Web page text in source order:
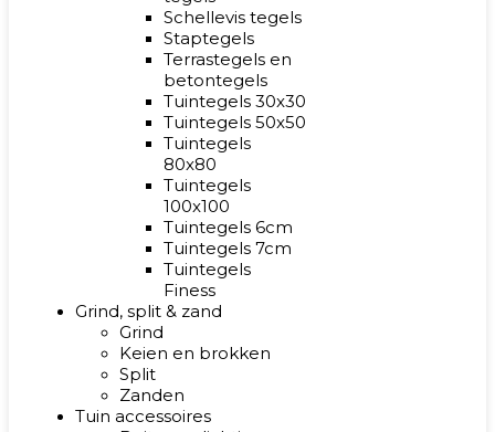
Schellevis tegels
Staptegels
Terrastegels en
betontegels
Tuintegels 30x30
Tuintegels 50x50
Tuintegels
80x80
Tuintegels
100x100
Tuintegels 6cm
Tuintegels 7cm
Tuintegels
Finess
Grind, split & zand
Grind
Keien en brokken
Split
Zanden
Tuin accessoires